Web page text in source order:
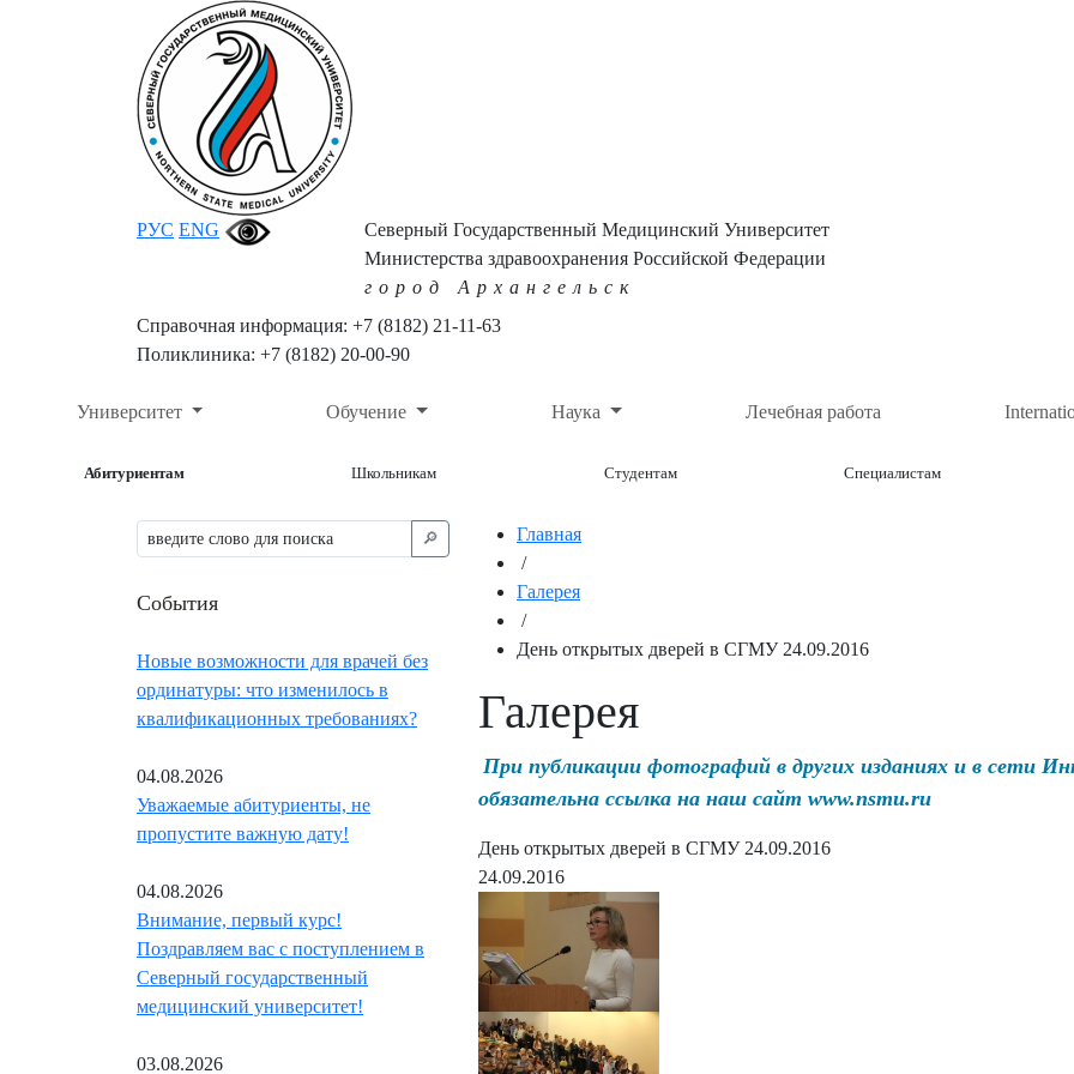
РУС ENG
Северный Государственный Медицинский Университет
Министерства здравоохранения Российской Федерации
город Архангельск
Справочная информация: +7 (8182) 21-11-63
Поликлиника: +7 (8182) 20-00-90
Университет Обучение Наука Лечебная работа
Абитуриентам Школьникам Студентам Специалистам
🔎︎
События
Новые возможности для врачей без
ординатуры: что изменилось в
квалификационных требованиях?
04.08.2026
Уважаемые абитуриенты, не
пропустите важную дату!
04.08.2026
Внимание, первый курс!
Поздравляем вас с поступлением в
Северный государственный
медицинский университет!
03.08.2026
Главная
/
Галерея
/
День открытых дверей в СГМУ 24.09.2016
Галерея
При публикации фотографий в других изданиях и в сети
обязательна ссылка на наш сайт www.nsmu.ru
День открытых дверей в СГМУ 24.09.2016
24.09.2016